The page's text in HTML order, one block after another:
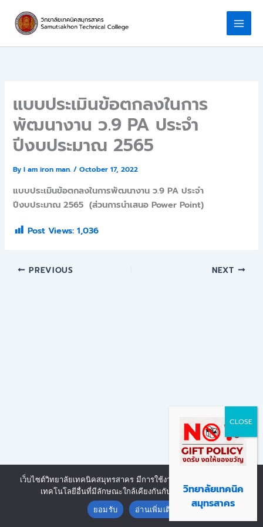
content
แบบประเมินข้อตกลงในการ
พัฒนางาน ว.9 PA ประจำ
ปีงบประมาณ 2565
ByI am iron man./October 17, 2022
แบบประเมินข้อตกลงในการพัฒนางาน ว.9 PA ประจำ
ปีงบประมาณ 2565 (ส่วนการนำเสนอ Power Point)
Post Views: 1,036
PREVIOUS NEXT
Copyright © 2026 | Powered by งานศูนย์ข้อมูลสารสนเทศ วิทยาลัย
เทคนิคสมุทรสาคร
วิทยาลัยเทคนิค
สมุทรสาคร
เว็บไซต์วิทยาลัยเทคนิคสมุทรสาคร มีการใช้งานเทคโนโลยีคุกกี้ หรือ
เทคโนโลยีอื่นที่มีลักษณะใกล้เคียงกันกับคุกกี้ บนเว็บไซต์
ยอมรับ
อ่านเพิ่มเติม
Contact us